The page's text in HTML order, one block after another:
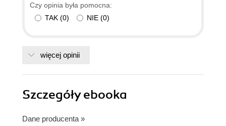
Czy opinia była pomocna:
TAK (0) NIE (0)
więcej opinii
Szczegółyebooka
Dane producenta »